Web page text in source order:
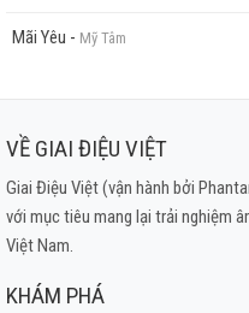
Mãi Yêu - Mỹ Tâm
VỀ GIAI ĐIỆU VIỆT
Giai Điệu Việt (vận hành bởi
với mục tiêu mang lại trải nghiệm
Việt Nam.
KHÁM PHÁ